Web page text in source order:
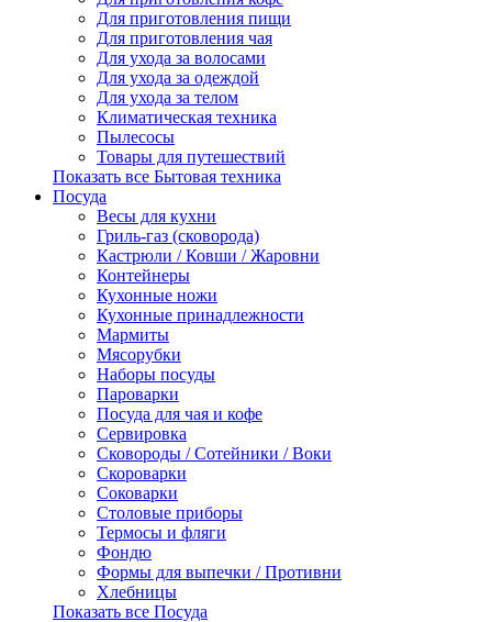
Для приготовления пищи
Для приготовления чая
Для ухода за волосами
Для ухода за одеждой
Для ухода за телом
Климатическая техника
Пылесосы
Товары для путешествий
Показать все Бытовая техника
Посуда
Весы для кухни
Гриль-газ (сковорода)
Кастрюли / Ковши / Жаровни
Контейнеры
Кухонные ножи
Кухонные принадлежности
Мармиты
Мясорубки
Наборы посуды
Пароварки
Посуда для чая и кофе
Сервировка
Сковороды / Сотейники / Воки
Скороварки
Соковарки
Столовые приборы
Термосы и фляги
Фондю
Формы для выпечки / Противни
Хлебницы
Показать все Посуда